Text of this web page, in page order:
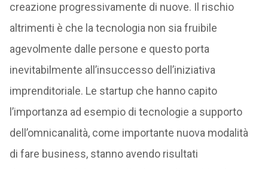
creazione progressivamente di nuove. Il rischio
altrimenti è che la tecnologia non sia fruibile
agevolmente dalle persone e questo porta
inevitabilmente all’insuccesso dell’iniziativa
imprenditoriale. Le startup che hanno capito
l’importanza ad esempio di tecnologie a supporto
dell’omnicanalità, come importante nuova modalità
di fare business, stanno avendo risultati